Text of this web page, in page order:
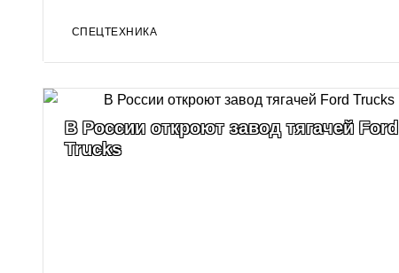
СПЕЦТЕХНИКА
В России откроют завод тягачей Ford
Trucks